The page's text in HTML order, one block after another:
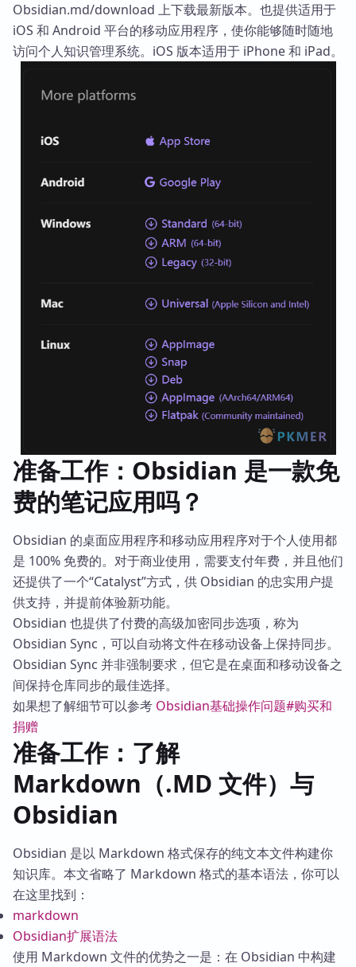
Obsidian.md/download 上下载最新版本。也提供适用于
iOS 和 Android 平台的移动应用程序，使你能够随时随地
访问个人知识管理系统。iOS 版本适用于 iPhone 和 iPad。
准备工作：Obsidian 是一款免
费的笔记应用吗？
Obsidian 的桌面应用程序和移动应用程序对于个人使用都
是 100% 免费的。对于商业使用，需要支付年费，并且他们
还提供了一个“Catalyst”方式，供 Obsidian 的忠实用户提
供支持，并提前体验新功能。
Obsidian 也提供了付费的高级加密同步选项，称为
Obsidian Sync，可以自动将文件在移动设备上保持同步。
Obsidian Sync 并非强制要求，但它是在桌面和移动设备之
间保持仓库同步的最佳选择。
如果想了解细节可以参考 Obsidian基础操作问题#购买和
捐赠
准备工作：了解
Markdown（.MD 文件）与
Obsidian
Obsidian 是以 Markdown 格式保存的纯文本文件构建你
知识库。本文省略了 Markdown 格式的基本语法，你可以
在这里找到：
markdown
Obsidian扩展语法
使用 Markdown 文件的优势之一是：在 Obsidian 中构建